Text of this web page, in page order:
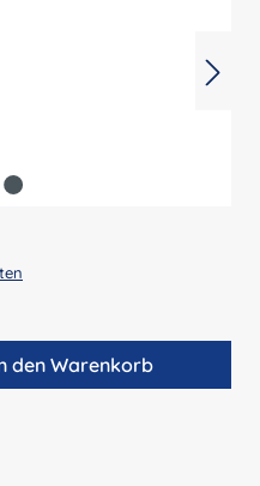
gewünschten
den Warenkorb